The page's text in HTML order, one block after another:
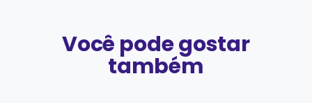
Você pode gostar
também